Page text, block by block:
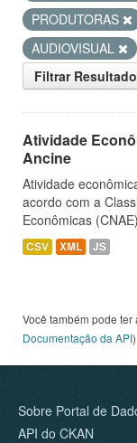
PRODUTORAS
AUDIOVISUAL
Filtrar
Atividade
Ancine
Atividade
acordo com a
Econômicas
CSV XML JS
Você também pode
Documentação da API).
Sobre Portal de
API do CKAN